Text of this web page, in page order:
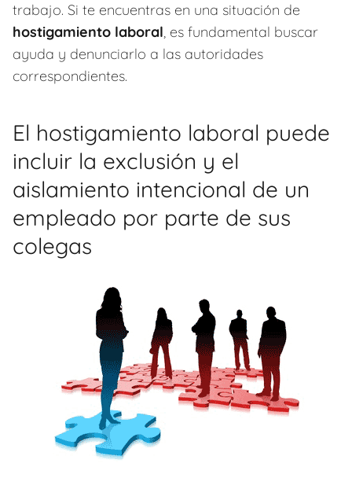
trabajo. Si te encuentras en una situación de
hostigamiento laboral, es fundamental buscar
ayuda y denunciarlo a las autoridades
correspondientes.
El hostigamiento laboral puede
incluir la exclusión y el
aislamiento intencional de un
empleado por parte de sus
colegas